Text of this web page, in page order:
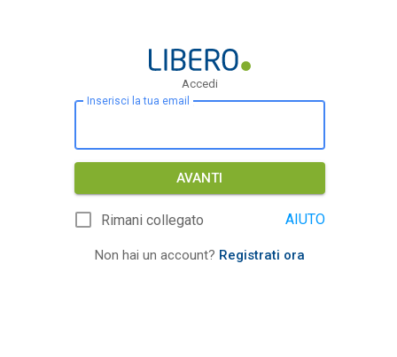
Accedi
Inserisci la tua email
AVANTI
Rimani collegato AIUTO
Non hai un account? Registrati ora